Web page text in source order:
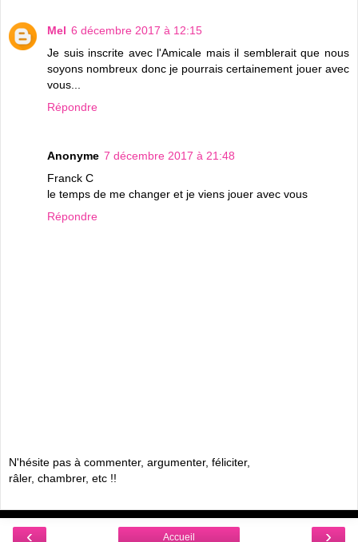
Mel 6 décembre 2017 à 12:15
Je suis inscrite avec l'Amicale mais il semblerait que nous
soyons nombreux donc je pourrais certainement jouer avec
vous...
Répondre
Anonyme 7 décembre 2017 à 21:48
Franck C
le temps de me changer et je viens jouer avec vous
Répondre
N'hésite pas à commenter, argumenter, féliciter,
râler, chambrer, etc !!
‹ ›
Accueil